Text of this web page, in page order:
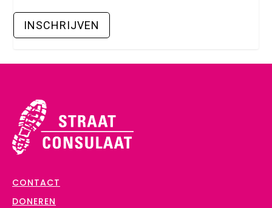
CONTACT
DONEREN